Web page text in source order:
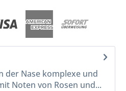
der Nase komplexe und
Noten von Rosen und...